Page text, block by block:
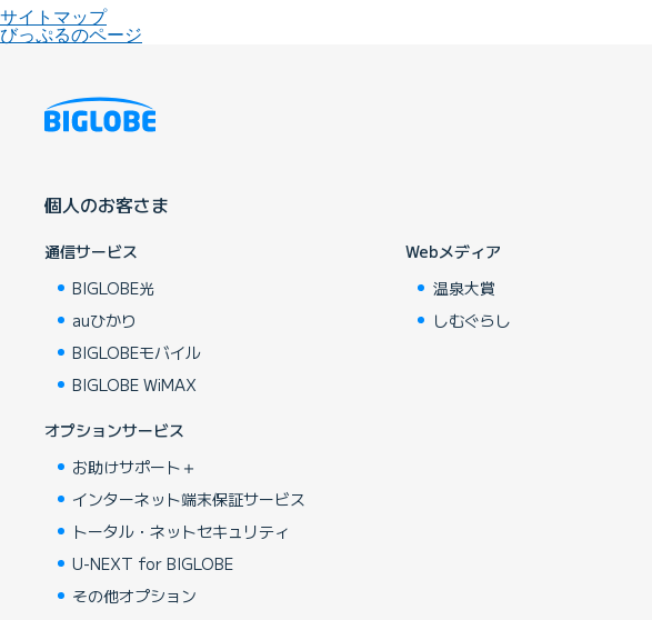
サイトマップ
びっぷるのページ
個人のお客さま
通信サービス
BIGLOBE光
auひかり
BIGLOBEモバイル
BIGLOBE WiMAX
オプションサービス
お助けサポート＋
インターネット端末保証サービス
トータル・ネットセキュリティ
U-NEXT for BIGLOBE
その他オプション
Webメディア
温泉大賞
しむぐらし